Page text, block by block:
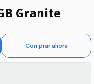
Granite
Comprar ahora